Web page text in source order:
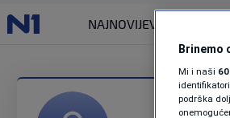
NAJNOVIJEVIJESTI
Brinemo
Mi i naši
podrška